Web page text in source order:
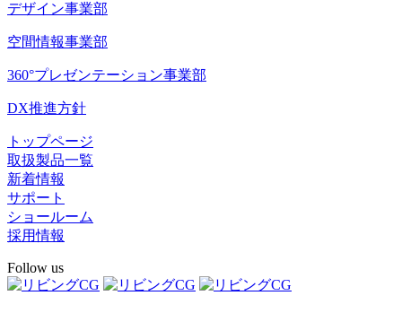
デザイン事業部
空間情報事業部
360°プレゼンテーション事業部
DX推進方針
トップページ
取扱製品一覧
新着情報
サポート
ショールーム
採用情報
Follow us